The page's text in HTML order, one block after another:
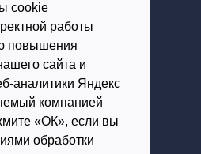
cookie
работы
повышения
сайта и
аналитики Яндекс
компанией
«ОК», если вы
обработки
данных
возможно только с
портала